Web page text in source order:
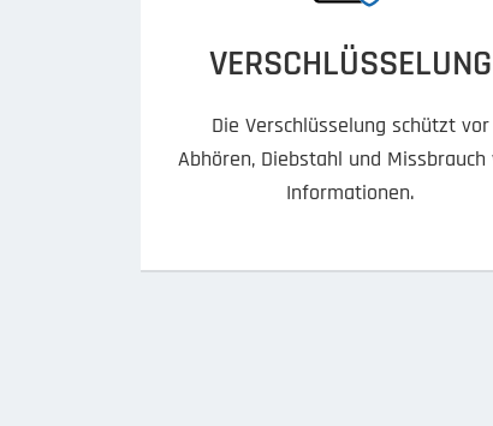
VERSCHLÜSSELUNG
Die Verschlüsselung schützt vor
Abhören, Diebstahl und Missbrauch
Informationen.